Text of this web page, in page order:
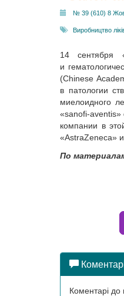
№ 39 (610) 8
Виробництво
14 сентября
и
(Chinese
в патологии
миелоидного
«sanofi-aventis»
компании в
«AstraZeneca»
По
Коментарі до